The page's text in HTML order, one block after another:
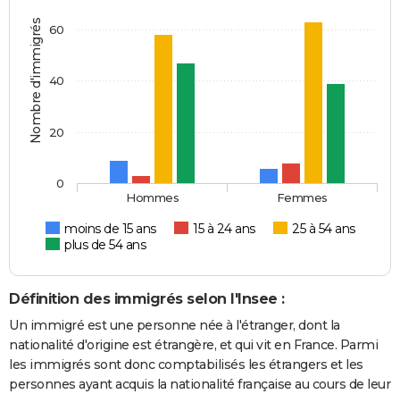
Nombre d'immigrés
moins de 15 ans 15 à 24 ans
25 à 54 ans
plus de 54 ans
Hommes Femmes
0
20
40
60
Définition des immigrés selon l'Insee :
Un immigré est une personne née à l'étranger, dont la
nationalité d'origine est étrangère, et qui vit en France. Parmi
les immigrés sont donc comptabilisés les étrangers et les
personnes ayant acquis la nationalité française au cours de leur